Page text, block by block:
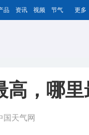
品 资讯 视频 节气 更多
高，哪里
国天气网